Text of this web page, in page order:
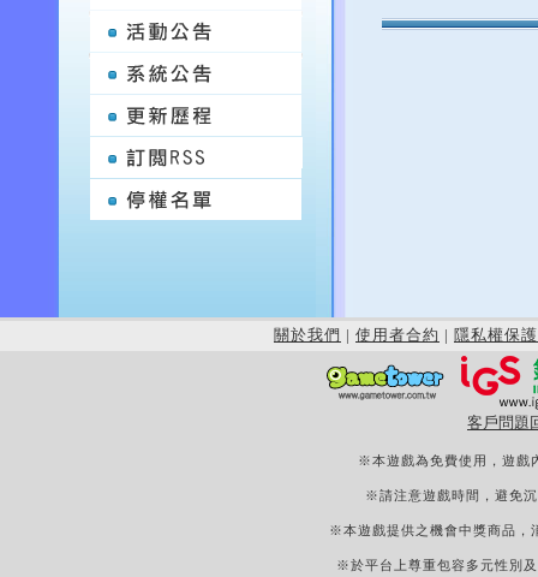
關於我們 | 使用者合約 | 隱私權保護
客戶問題
※本遊戲為免費使用，遊戲
※請注意遊戲時間，避免
※本遊戲提供之機會中獎商品，
※於平台上尊重包容多元性別